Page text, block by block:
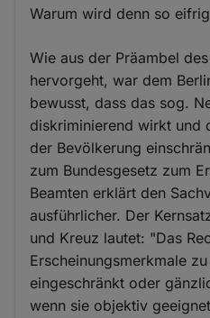
Warum wird denn so
Wie aus der Präambel
hervorgeht, war dem
bewusst, dass das sog.
diskriminierend wirkt und
der Bevölkerung
zum Bundesgesetz zum
Beamten erklärt den
ausführlicher. Der
und Kreuz lautet: "Das
Erscheinungsmerkmale
eingeschränkt oder
wenn sie objektiv